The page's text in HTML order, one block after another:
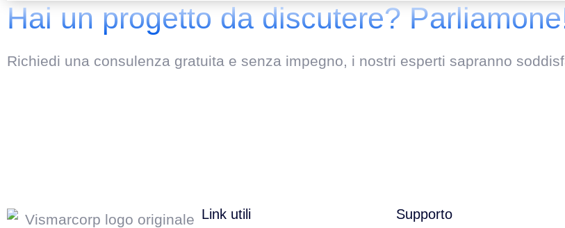
Hai un progetto da discutere?
Richiedi una consulenza gratuita e senza impegno, i nostri esperti sapranno
Link utili Supporto